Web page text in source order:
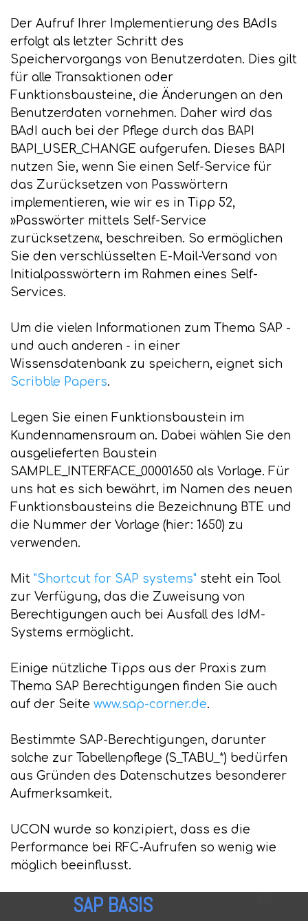
Der Aufruf Ihrer Implementierung des BAdIs
erfolgt als letzter Schritt des
Speichervorgangs von Benutzerdaten. Dies gilt
für alle Transaktionen oder
Funktionsbausteine, die Änderungen an den
Benutzerdaten vornehmen. Daher wird das
BAdI auch bei der Pflege durch das BAPI
BAPI_USER_CHANGE aufgerufen. Dieses BAPI
nutzen Sie, wenn Sie einen Self-Service für
das Zurücksetzen von Passwörtern
implementieren, wie wir es in Tipp 52,
»Passwörter mittels Self-Service
zurücksetzen«, beschreiben. So ermöglichen
Sie den verschlüsselten E-Mail-Versand von
Initialpasswörtern im Rahmen eines Self-
Services.
Um die vielen Informationen zum Thema SAP -
und auch anderen - in einer
Wissensdatenbank zu speichern, eignet sich
Scribble Papers.
Legen Sie einen Funktionsbaustein im
Kundennamensraum an. Dabei wählen Sie den
ausgelieferten Baustein
SAMPLE_INTERFACE_00001650 als Vorlage. Für
uns hat es sich bewährt, im Namen des neuen
Funktionsbausteins die Bezeichnung BTE und
die Nummer der Vorlage (hier: 1650) zu
verwenden.
Mit "Shortcut for SAP systems" steht ein Tool
zur Verfügung, das die Zuweisung von
Berechtigungen auch bei Ausfall des IdM-
Systems ermöglicht.
Einige nützliche Tipps aus der Praxis zum
Thema SAP Berechtigungen finden Sie auch
auf der Seite www.sap-corner.de.
Bestimmte SAP-Berechtigungen, darunter
solche zur Tabellenpflege (S_TABU_*) bedürfen
aus Gründen des Datenschutzes besonderer
Aufmerksamkeit.
UCON wurde so konzipiert, dass es die
Performance bei RFC-Aufrufen so wenig wie
möglich beeinflusst.
SAP BASIS